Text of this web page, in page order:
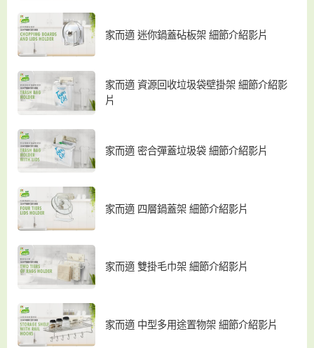
家而適 迷你鍋蓋砧板架 細節介紹影片
家而適 資源回收垃圾袋壁掛架 細節介紹影
片
家而適 密合彈蓋垃圾袋 細節介紹影片
家而適 四層鍋蓋架 細節介紹影片
家而適 雙掛毛巾架 細節介紹影片
家而適 中型多用途置物架 細節介紹影片